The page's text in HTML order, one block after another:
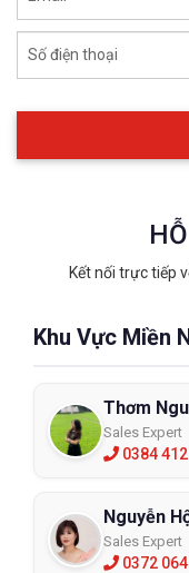
Jogger chính là cái
mọi người tiêu dùng
cho mình rất nhiều
lựa chọn. Anh em có
Jogger như X2000,
Climber,…
Số điện thoại
Kết nối trực tiếp
Khu Vực Miền
Thơm
Sales Expert
0384
Nguyễn
Sales Expert
0372